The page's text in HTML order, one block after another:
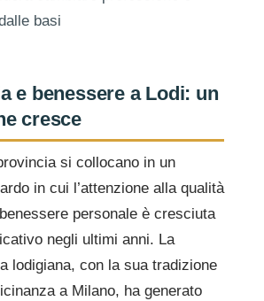
basi
e benessere a Lodi: un
cresce
si collocano in un
in cui l’attenzione alla qualità
personale è cresciuta
negli ultimi anni. La
lodigiana, con la sua tradizione
a Milano, ha generato